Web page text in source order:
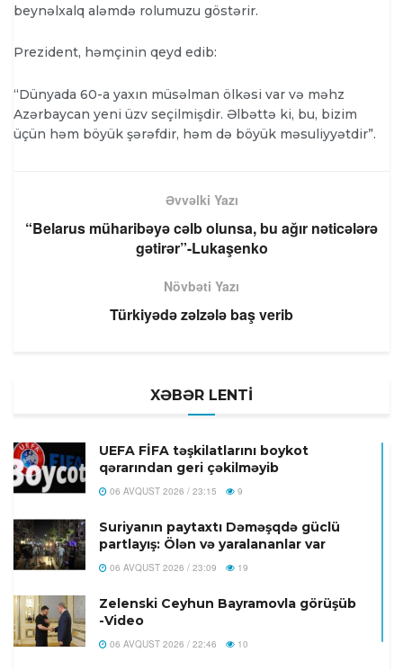
beynəlxalq aləmdə rolumuzu göstərir.
Prezident, həmçinin qeyd edib:
“Dünyada 60-a yaxın müsəlman ölkəsi var və məhz
Azərbaycan yeni üzv seçilmişdir. Əlbəttə ki, bu, bizim
üçün həm böyük şərəfdir, həm də böyük məsuliyyətdir”.
Əvvəlki Yazı
“Belarus müharibəyə cəlb olunsa, bu ağır nəticələrə
gətirər”-Lukaşenko
Növbəti Yazı
Türkiyədə zəlzələ baş verib
XƏBƏR LENTİ
UEFA FİFA təşkilatlarını boykot
qərarından geri çəkilməyib
06 AVQUST 2026 / 23:15 9
Suriyanın paytaxtı Dəməşqdə güclü
partlayış: Ölən və yaralananlar var
06 AVQUST 2026 / 23:09 19
Zelenski Ceyhun Bayramovla görüşüb
-Video
06 AVQUST 2026 / 22:46 10